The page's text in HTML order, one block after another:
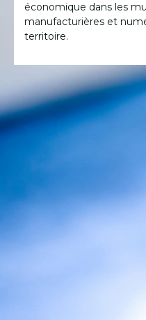
économique dans les
manufacturières et
territoire.